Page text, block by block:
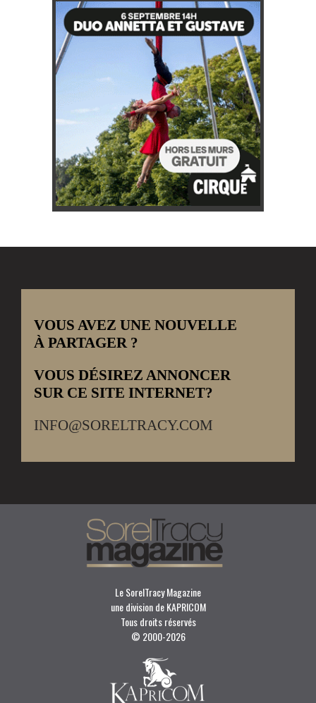
VOUS AVEZ UNE NOUVELLE
À PARTAGER ?
VOUS DÉSIREZ ANNONCER
SUR CE SITE INTERNET?
INFO@SORELTRACY.COM
Le SorelTracy Magazine
une division de KAPRICOM
Tous droits réservés
© 2000-2026